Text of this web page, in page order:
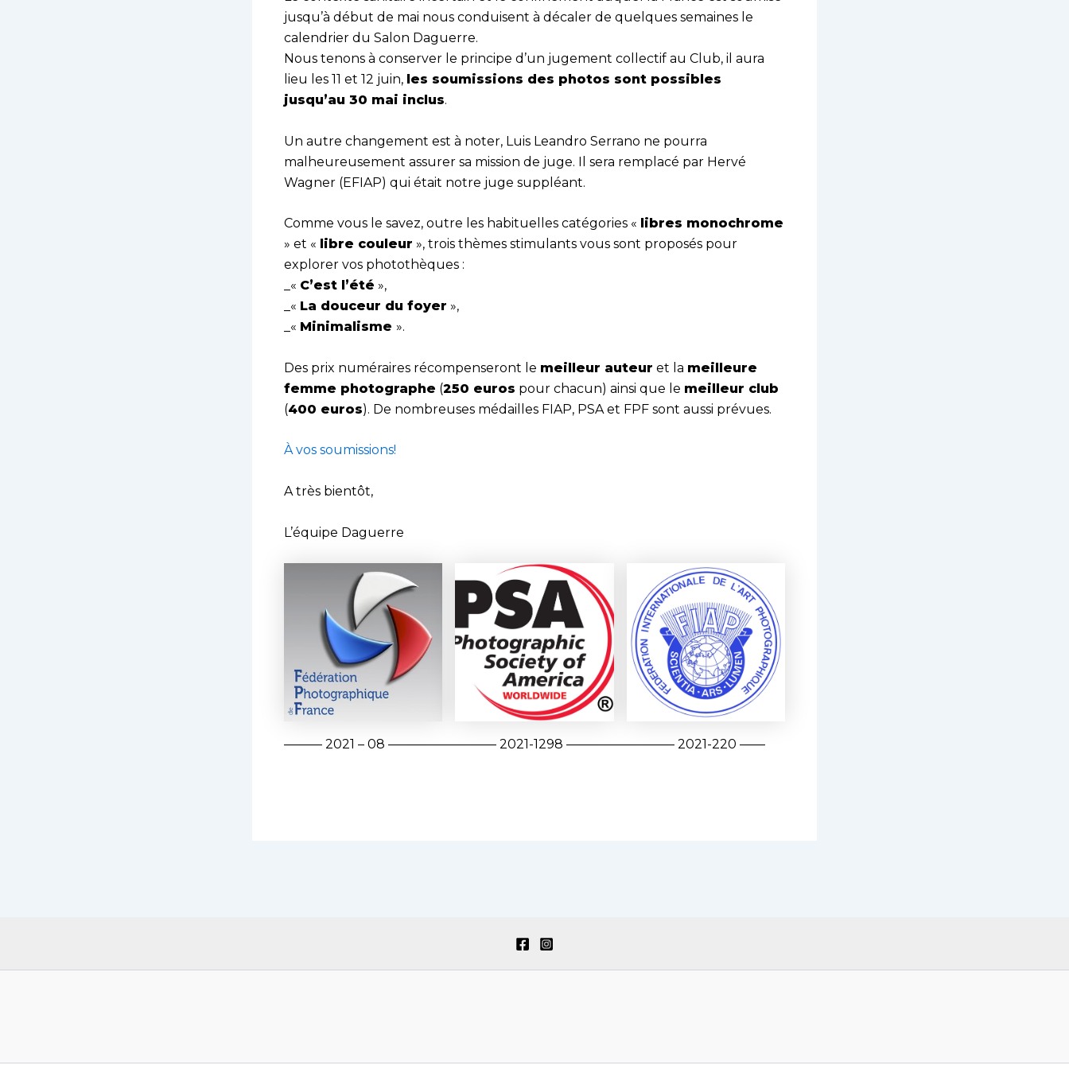
jusqu’à début de mai nous conduisent à décaler de quelques semaines le
calendrier du Salon Daguerre.
Nous tenons à conserver le principe d’un jugement collectif au Club, il aura
lieu les 11 et 12 juin, les soumissions des photos sont possibles
jusqu’au 30 mai inclus.
Un autre changement est à noter, Luis Leandro Serrano ne pourra
malheureusement assurer sa mission de juge. Il sera remplacé par Hervé
Wagner (EFIAP) qui était notre juge suppléant.
Comme vous le savez, outre les habituelles catégories « libres monochrome
» et « libre couleur », trois thèmes stimulants vous sont proposés pour
explorer vos photothèques :
_« C’est l’été »,
_« La douceur du foyer »,
_« Minimalisme ».
Des prix numéraires récompenseront le meilleur auteur et la meilleure
femme photographe (250 euros pour chacun) ainsi que le meilleur club
(400 euros). De nombreuses médailles FIAP, PSA et FPF sont aussi prévues.
À vos soumissions!
A très bientôt,
L’équipe Daguerre
——— 2021 – 08 ————————– 2021-1298 ————————– 2021-220 ——